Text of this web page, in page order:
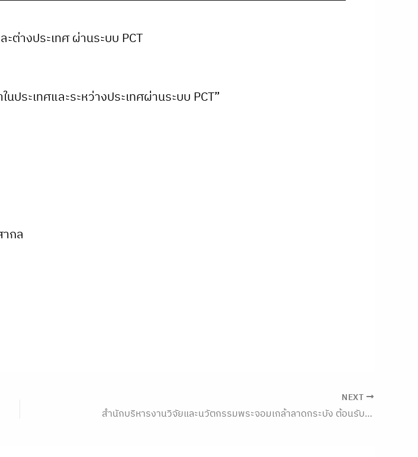
างประเทศ ผ่านระบบ PCT
ระเทศและระหว่างประเทศผ่านระบบ PCT”
กล
NEXT
สำนักบริหารงานวิจัยและนวัตกรรมพระจอมเกล้าลาดกระบัง ต้อนรับ คณะศึกษาดูงานจากสถาบันวิจัยและพัฒนา มหาวิทยาลัยราชภัฏนครปฐม